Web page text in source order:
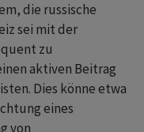
die russische
sei mit der
zu
aktiven Beitrag
Dies könne etwa
eines
von